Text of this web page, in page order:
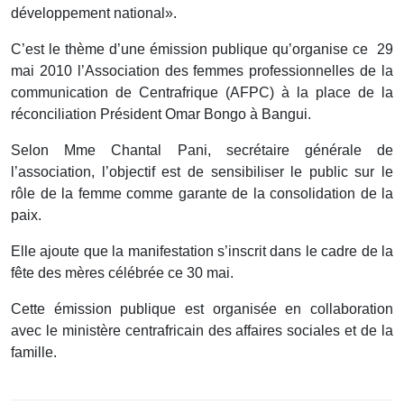
développement national».
C’est le thème d’une émission publique qu’organise ce 29
mai 2010 l’Association des femmes professionnelles de la
communication de Centrafrique (AFPC) à la place de la
réconciliation Président Omar Bongo à Bangui.
Selon Mme Chantal Pani, secrétaire générale de
l’association, l’objectif est de sensibiliser le public sur le
rôle de la femme comme garante de la consolidation de la
paix.
Elle ajoute que la manifestation s’inscrit dans le cadre de la
fête des mères célébrée ce 30 mai.
Cette émission publique est organisée en collaboration
avec le ministère centrafricain des affaires sociales et de la
famille.